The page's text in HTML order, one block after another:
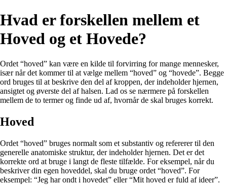
Hvad er forskellen mellem et
Hoved og et Hovede?
Ordet “hoved” kan være en kilde til forvirring for mange mennesker,
især når det kommer til at vælge mellem “hoved” og “hovede”. Begge
ord bruges til at beskrive den del af kroppen, der indeholder hjernen,
ansigtet og øverste del af halsen. Lad os se nærmere på forskellen
mellem de to termer og finde ud af, hvornår de skal bruges korrekt.
Hoved
Ordet “hoved” bruges normalt som et substantiv og refererer til den
generelle anatomiske struktur, der indeholder hjernen. Det er det
korrekte ord at bruge i langt de fleste tilfælde. For eksempel, når du
beskriver din egen hoveddel, skal du bruge ordet “hoved”. For
eksempel: “Jeg har ondt i hovedet” eller “Mit hoved er fuld af ideer”.